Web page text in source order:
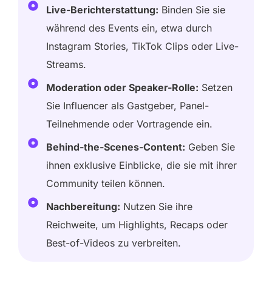
Live-Berichterstattung: Binden Sie sie
während des Events ein, etwa durch
Instagram Stories, TikTok Clips oder Live-
Streams.
Moderation oder Speaker-Rolle: Setzen
Sie Influencer als Gastgeber, Panel-
Teilnehmende oder Vortragende ein.
Behind-the-Scenes-Content: Geben Sie
ihnen exklusive Einblicke, die sie mit ihrer
Community teilen können.
Nachbereitung: Nutzen Sie ihre
Reichweite, um Highlights, Recaps oder
Best-of-Videos zu verbreiten.